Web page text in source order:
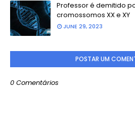
Professor é demitido
cromossomos XX e XY
JUNE 29, 2023
POSTAR UM
0 Comentários